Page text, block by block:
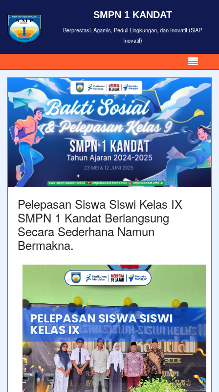
SMPN 1 KANDAT
Berprestasi, Agamis, Peduli Lingkungan, dan Inovatif (SiAP
Inovatif)
Pelepasan Siswa Siswi Kelas IX
SMPN 1 Kandat Berlangsung
Secara Sederhana Namun
Bermakna.